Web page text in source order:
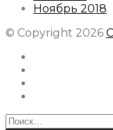
Ноябрь 2018
© Copyright 2026
Найти: